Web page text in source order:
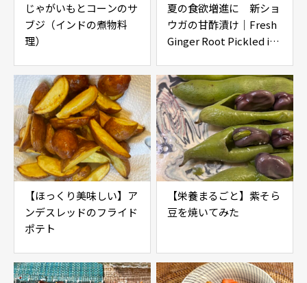
じゃがいもとコーンのサ
ブジ（インドの煮物料
理）
夏の食欲増進に 新ショ
ウガの甘酢漬け｜Fresh
Ginger Root Pickled in
for Sushi)
【ほっくり美味しい】ア
ンデスレッドのフライド
ポテト
【栄養まるごと】紫そら
豆を焼いてみた